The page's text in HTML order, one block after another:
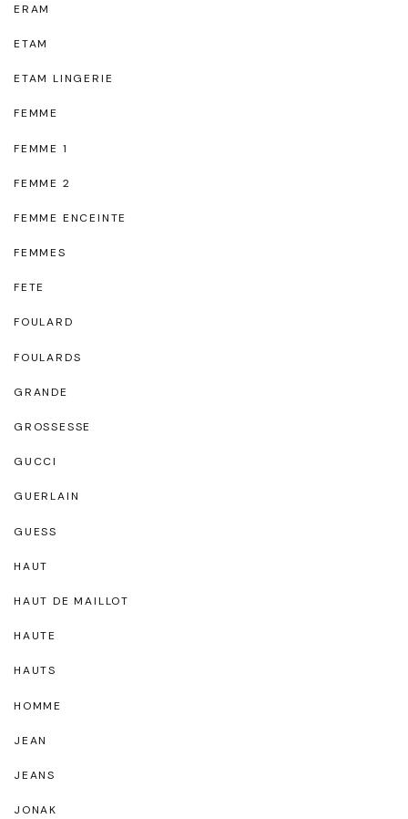
ERAM
ETAM
ETAM LINGERIE
FEMME
FEMME 1
FEMME 2
FEMME ENCEINTE
FEMMES
FETE
FOULARD
FOULARDS
GRANDE
GROSSESSE
GUCCI
GUERLAIN
GUESS
HAUT
HAUT DE MAILLOT
HAUTE
HAUTS
HOMME
JEAN
JEANS
JONAK